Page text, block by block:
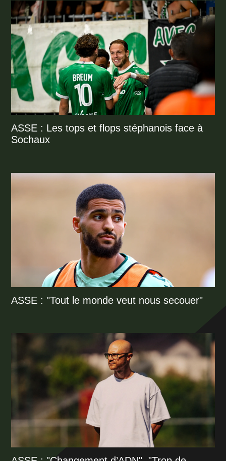
ASSE : Les tops et flops stéphanois face à
Sochaux
ASSE : "Tout le monde veut nous secouer"